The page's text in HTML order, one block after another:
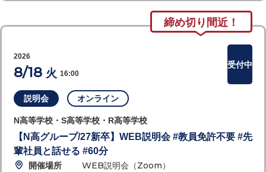
締め切り間近！
説明会 オンライン
N高等学校・S高等学校・R高等学校
【N高グループ/27新卒】WEB説明会 #教員免許不要 #先
輩社員と話せる #60分
開催場所 WEB説明会（Zoom）
2026
8/18 火 16:00
受付中